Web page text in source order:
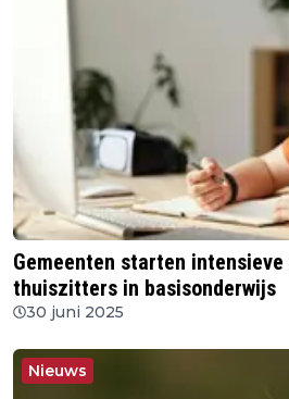
Gemeenten starten
thuiszitters in basisonderwijs
30 juni 2025
Nieuws